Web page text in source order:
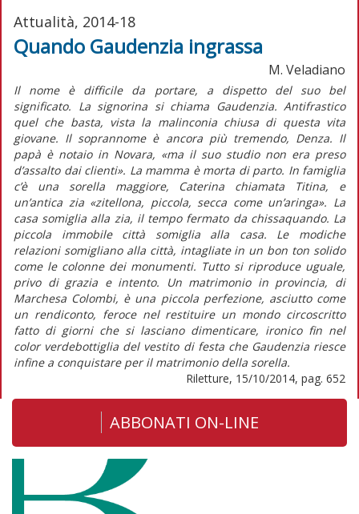
Attualità, 2014-18
Quando Gaudenzia ingrassa
M. Veladiano
Il nome è difficile da portare, a dispetto del suo bel
significato. La signorina si chiama Gaudenzia. Antifrastico
quel che basta, vista la malinconia chiusa di questa vita
giovane. Il soprannome è ancora più tremendo, Denza. Il
papà è notaio in Novara, «ma il suo studio non era preso
d’assalto dai clienti». La mamma è morta di parto. In famiglia
c’è una sorella maggiore, Caterina chiamata Titina, e
un’antica zia «zitellona, piccola, secca come un’aringa». La
casa somiglia alla zia, il tempo fermato da chissaquando. La
piccola immobile città somiglia alla casa. Le modiche
relazioni somigliano alla città, intagliate in un bon ton solido
come le colonne dei monumenti. Tutto si riproduce uguale,
privo di grazia e intento. Un matrimonio in provincia, di
Marchesa Colombi, è una piccola perfezione, asciutto come
un rendiconto, feroce nel restituire un mondo circoscritto
fatto di giorni che si lasciano dimenticare, ironico fin nel
color verdebottiglia del vestito di festa che Gaudenzia riesce
infine a conquistare per il matrimonio della sorella.
Riletture, 15/10/2014, pag. 652
ABBONATI ON-LINE